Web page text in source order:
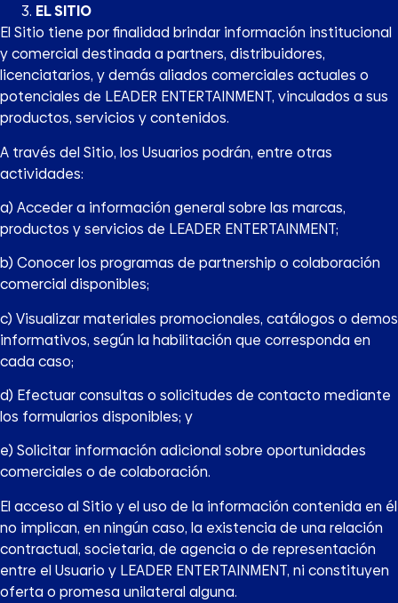
EL SITIO
El Sitio tiene por finalidad brindar información institucional
y comercial destinada a partners, distribuidores,
licenciatarios, y demás aliados comerciales actuales o
potenciales de LEADER ENTERTAINMENT, vinculados a sus
productos, servicios y contenidos.
A través del Sitio, los Usuarios podrán, entre otras
actividades:
a) Acceder a información general sobre las marcas,
productos y servicios de LEADER ENTERTAINMENT;
b) Conocer los programas de partnership o colaboración
comercial disponibles;
c) Visualizar materiales promocionales, catálogos o demos
informativos, según la habilitación que corresponda en
cada caso;
d) Efectuar consultas o solicitudes de contacto mediante
los formularios disponibles; y
e) Solicitar información adicional sobre oportunidades
comerciales o de colaboración.
El acceso al Sitio y el uso de la información contenida en él
no implican, en ningún caso, la existencia de una relación
contractual, societaria, de agencia o de representación
entre el Usuario y LEADER ENTERTAINMENT, ni constituyen
oferta o promesa unilateral alguna.